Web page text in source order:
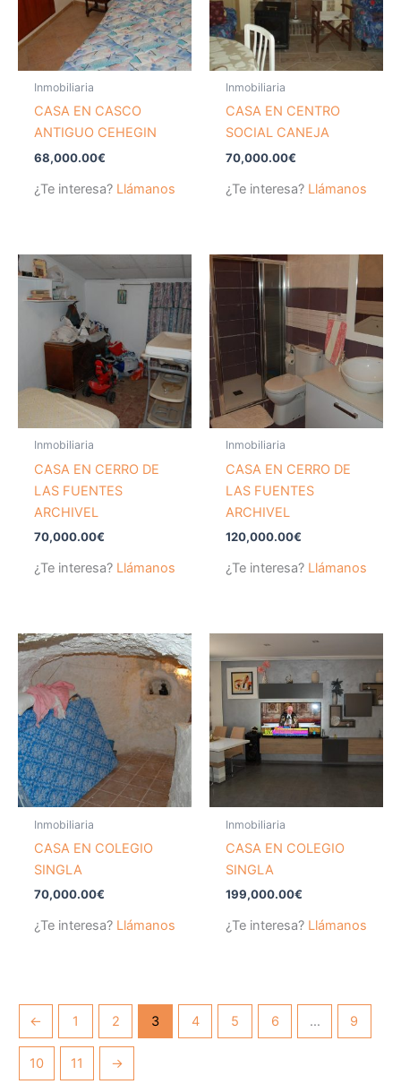
Inmobiliaria
CASA EN CASCO
ANTIGUO CEHEGIN
68,000.00€
¿Te interesa? Llámanos
Inmobiliaria
CASA EN CENTRO
SOCIAL CANEJA
70,000.00€
¿Te interesa? Llámanos
Inmobiliaria
CASA EN CERRO DE
LAS FUENTES
ARCHIVEL
70,000.00€
¿Te interesa? Llámanos
Inmobiliaria
CASA EN CERRO DE
LAS FUENTES
ARCHIVEL
120,000.00€
¿Te interesa? Llámanos
Inmobiliaria
CASA EN COLEGIO
SINGLA
70,000.00€
¿Te interesa? Llámanos
Inmobiliaria
CASA EN COLEGIO
SINGLA
199,000.00€
¿Te interesa? Llámanos
← 1 2 3 4 5 6 … 9
10 11 →